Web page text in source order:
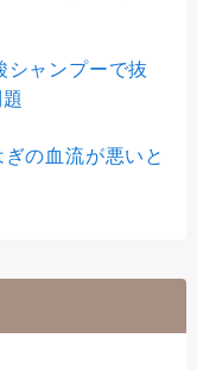
シャンプーで抜
の血流が悪いと